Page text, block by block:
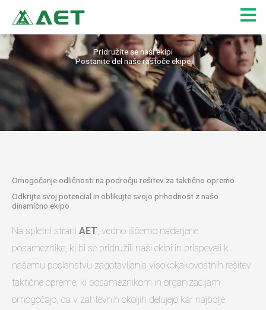
content
Pridružite se naši ekipi
Postanite del naše rastoče ekipe
Omogočanje odličnosti na področju rešitev za taktično opremo
Odkrijte svoj potencial in oblikujte svojo prihodnost z našo
dinamično ekipo
Na spletni strani AET, vedno iščemo nadarjene
posameznike, ki bi se pridružili naši ekipi in prispevali k
našemu poslanstvu zagotavljanja visokokakovostnih rešitev
taktične opreme, ki posameznikom in organizacijam
omogočajo, da v zahtevnih okoljih delujejo kar najbolje.